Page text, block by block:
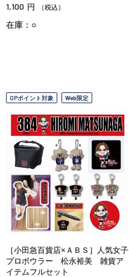
1,100 円 （税込）
在庫：○
OPポイント対象 Web限定
［小田急百貨店×ＡＢＳ］人気女子
プロボウラー 松永裕美 雑貨ア
イテムフルセット